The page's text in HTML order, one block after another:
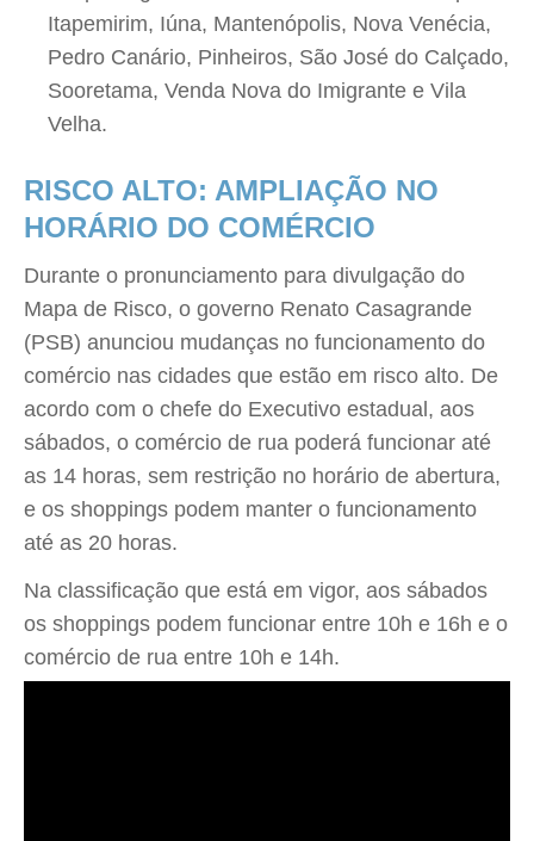
Itapemirim, Iúna, Mantenópolis, Nova Venécia,
Pedro Canário, Pinheiros, São José do Calçado,
Sooretama, Venda Nova do Imigrante e Vila
Velha.
RISCO ALTO: AMPLIAÇÃO NO
HORÁRIO DO COMÉRCIO
Durante o pronunciamento para divulgação do
Mapa de Risco, o governo Renato Casagrande
(PSB) anunciou mudanças no funcionamento do
comércio nas cidades que estão em risco alto. De
acordo com o chefe do Executivo estadual, aos
sábados, o comércio de rua poderá funcionar até
as 14 horas, sem restrição no horário de abertura,
e os shoppings podem manter o funcionamento
até as 20 horas.
Na classificação que está em vigor, aos sábados
os shoppings podem funcionar entre 10h e 16h e o
comércio de rua entre 10h e 14h.